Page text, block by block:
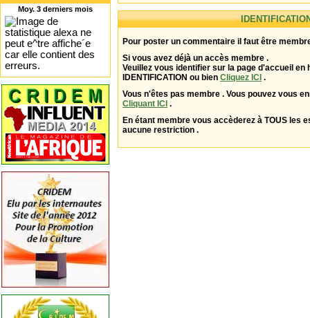
Moy. 3 derniers mois
Pour poster un commentaire il faut être
Si vous avez déjà un accès membre .
Veuillez vous identifier sur la page d'accueil en
IDENTIFICATION ou bien Cliquez ICI .
Vous n'êtes pas membre . Vous pouvez vous
Cliquant ICI .
En étant membre vous accèderez à TOUS les
aucune restriction .